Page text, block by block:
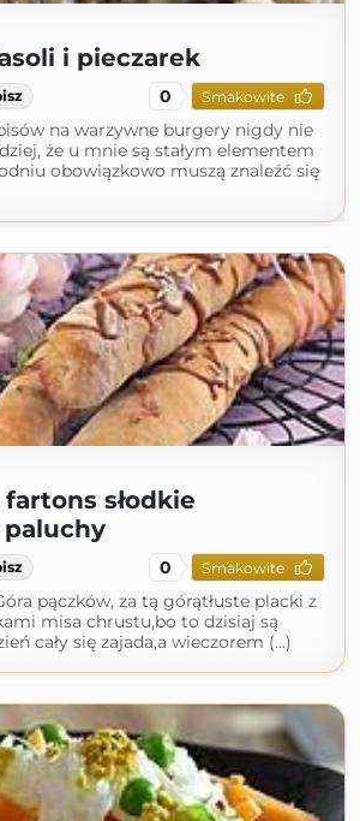
i pieczarek
0 Smakowite
na warzywne burgery nigdy nie
że u mnie są stałym elementem
obowiązkowo muszą znaleźć się
słodkie
0 Smakowite
pączków, za tą górątłuste placki z
misa chrustu,bo to dzisiaj są
cały się zajada,a wieczorem (...)